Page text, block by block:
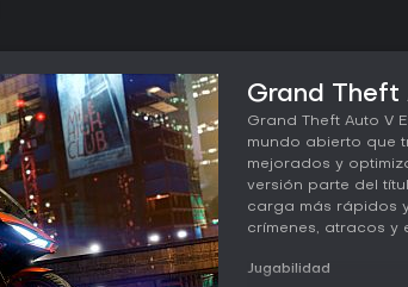
Grand Theft
Grand Theft Auto V
mundo abierto que
mejorados y
versión parte del
carga más rápidos
crímenes, atracos y
Jugabilidad